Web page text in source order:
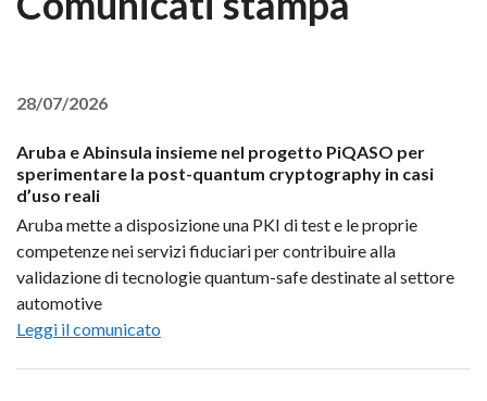
28/07/2026
Aruba e Abinsula insieme nel progetto PiQASO per
sperimentare la post-quantum cryptography in casi
d’uso reali
Aruba mette a disposizione una PKI di test e le proprie
competenze nei servizi fiduciari per contribuire alla
validazione di tecnologie quantum-safe destinate al settore
automotive
Leggi il comunicato